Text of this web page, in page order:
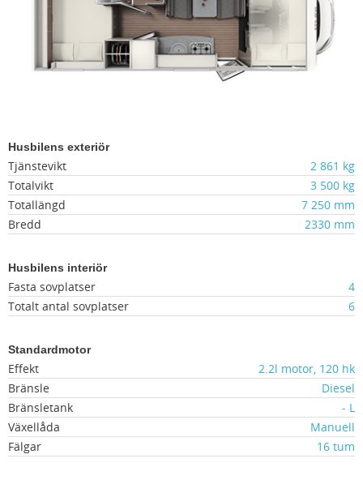
Husbilens exteriör
Tjänstevikt
2 861 kg
Totalvikt
3 500 kg
Totallängd
7 250 mm
Bredd
2330 mm
Husbilens interiör
Fasta sovplatser
4
Totalt antal sovplatser
6
Standardmotor
Effekt
2.2l motor, 120 hk
Bränsle
Diesel
Bränsletank
- L
Växellåda
Manuell
Fälgar
16 tum